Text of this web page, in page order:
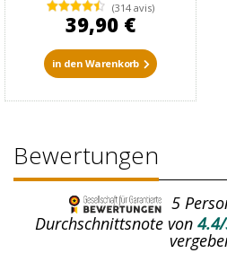
(314 avis)
39,90 €
in den Warenkorb
Bewertungen
5
Durchschnittsnote von